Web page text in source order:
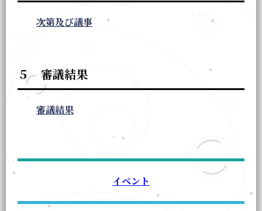
イベント
次第及び議事
５ 審議結果
審議結果